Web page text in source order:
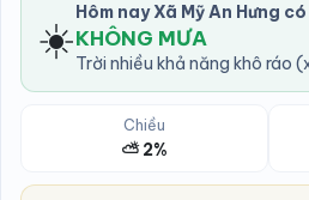
☀️ Hôm nay Xã Mỹ An Hưng
KHÔNG MƯA
Trời nhiều khả năng khô ráo
Chiều
⛅ 2%